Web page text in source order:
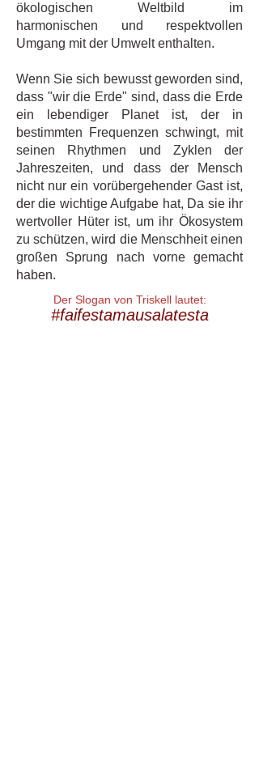
ökologischen Weltbild im
harmonischen und respektvollen
Umgang mit der Umwelt enthalten.
Wenn Sie sich bewusst geworden sind,
dass "wir die Erde" sind, dass die Erde
ein lebendiger Planet ist, der in
bestimmten Frequenzen schwingt, mit
seinen Rhythmen und Zyklen der
Jahreszeiten, und dass der Mensch
nicht nur ein vorübergehender Gast ist,
der die wichtige Aufgabe hat, Da sie ihr
wertvoller Hüter ist, um ihr Ökosystem
zu schützen, wird die Menschheit einen
großen Sprung nach vorne gemacht
haben.
Der Slogan von Triskell lautet:
#faifestamausalatesta